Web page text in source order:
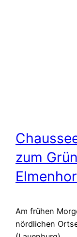
zum
Am frühen
nördlichen